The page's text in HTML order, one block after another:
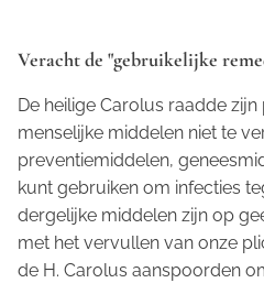
Veracht de "gebruikelijke
De heilige Carolus raadde
menselijke middelen niet te
preventiemiddelen,
kunt gebruiken om infecties
dergelijke middelen zijn op
met het vervullen van onze
de H. Carolus aanspoorden